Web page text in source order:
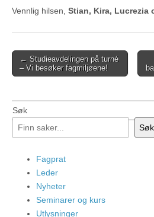
Vennlig hilsen, Stian, Kira, Lucrezia
Post
navigation
← Studieavdelingen på turné
– Vi besøker fagmiljøene!
Søk
Søk
Fagprat
Leder
Nyheter
Seminarer og kurs
Utlysninger